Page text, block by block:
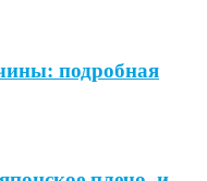
подробная